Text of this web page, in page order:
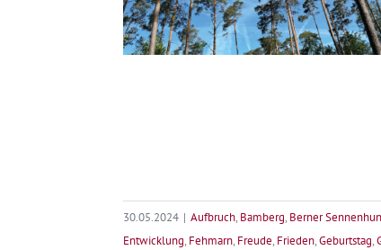
30.05.2024 | Aufbruch, Bamberg, Berner
Entwicklung, Fehmarn, Freude, Frieden,Geburtstag,